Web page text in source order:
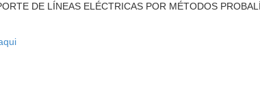
DE LÍNEAS ELÉCTRICAS POR MÉTODOS